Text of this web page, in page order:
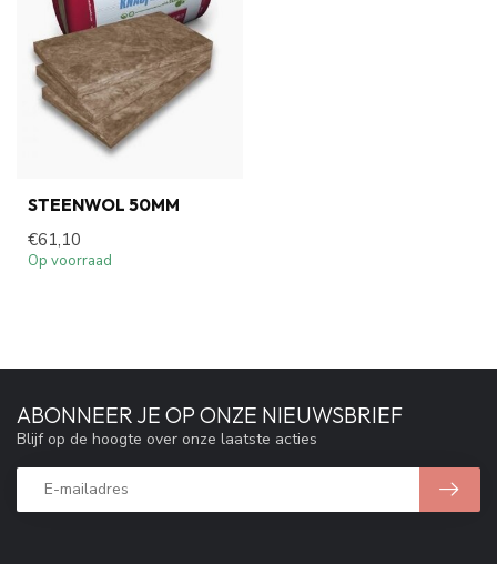
STEENWOL 50MM
€61,10
Op voorraad
ABONNEER JE OP ONZE NIEUWSBRIEF
Blijf op de hoogte over onze laatste acties